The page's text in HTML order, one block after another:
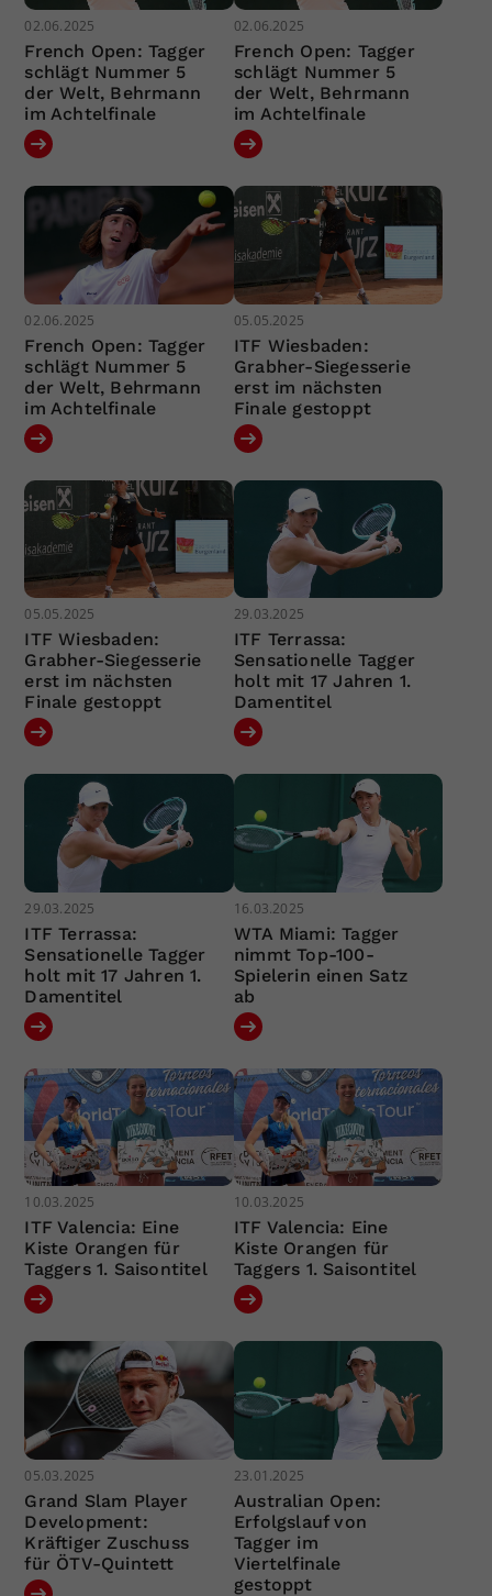
02.06.2025
French Open: Tagger
schlägt Nummer 5
der Welt, Behrmann
im Achtelfinale
02.06.2025
French Open: Tagger
schlägt Nummer 5
der Welt, Behrmann
im Achtelfinale
02.06.2025
French Open: Tagger
schlägt Nummer 5
der Welt, Behrmann
im Achtelfinale
05.05.2025
ITF Wiesbaden:
Grabher-Siegesserie
erst im nächsten
Finale gestoppt
05.05.2025
ITF Wiesbaden:
Grabher-Siegesserie
erst im nächsten
Finale gestoppt
29.03.2025
ITF Terrassa:
Sensationelle Tagger
holt mit 17 Jahren 1.
Damentitel
29.03.2025
ITF Terrassa:
Sensationelle Tagger
holt mit 17 Jahren 1.
Damentitel
16.03.2025
WTA Miami: Tagger
nimmt Top-100-
Spielerin einen Satz
ab
10.03.2025
ITF Valencia: Eine
Kiste Orangen für
Taggers 1. Saisontitel
10.03.2025
ITF Valencia: Eine
Kiste Orangen für
Taggers 1. Saisontitel
05.03.2025
Grand Slam Player
Development:
Kräftiger Zuschuss
für ÖTV-Quintett
23.01.2025
Australian Open:
Erfolgslauf von
Tagger im
Viertelfinale
gestoppt